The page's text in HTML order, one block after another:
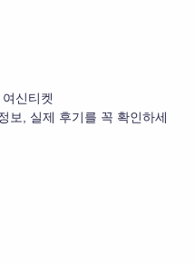
신티켓
보, 실제 후기를 꼭 확인하세